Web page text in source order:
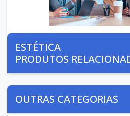
ESTÉTICA
PRODUTOS
OUTRAS CATEGORIAS